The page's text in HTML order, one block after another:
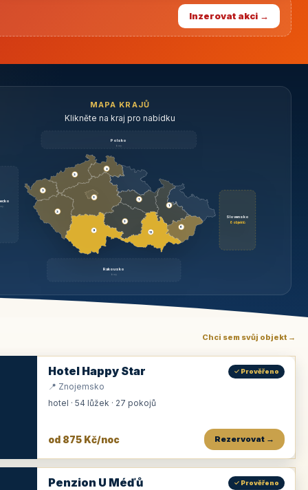
Inzerovat akci →
MAPA KRAJŮ
Klikněte na kraj pro nabídku
Polsko
brzy
Slovensko
6 objektů
Rakousko
brzy
3
9
3
3
3
3
1
2
11
1
6
Chci sem svůj objekt →
Hotel Happy Star ✓ Prověřeno
📍 Znojemsko
hotel · 54 lůžek · 27 pokojů
od 875 Kč/noc Rezervovat →
Penzion U Méďů ✓ Prověřeno